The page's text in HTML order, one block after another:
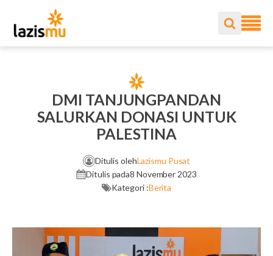
DMI TANJUNGPANDAN
SALURKAN DONASI UNTUK
PALESTINA
Ditulis olehLazismu Pusat
Ditulis pada8 November 2023
Kategori :Berita